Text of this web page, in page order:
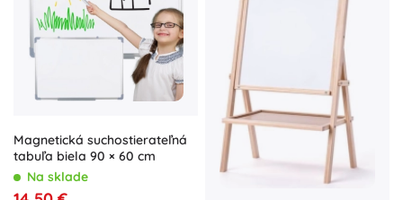
Magnetická suchostierateľná
tabuľa biela 90 × 60 cm
Na sklade